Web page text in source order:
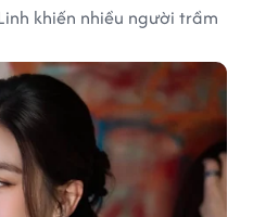
khiến nhiều người trầm